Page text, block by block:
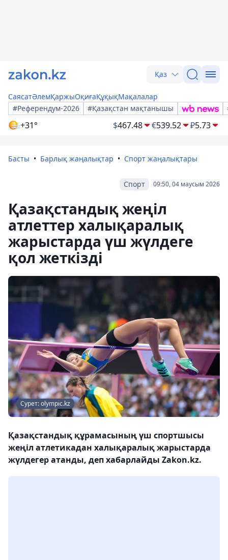
Қаз
СаясатӘлемҚаржыОқиғаҚұқықМақалалар
#Референдум-2026
#Қазақстан мақтанышы
+31° $467.48 €539.52 ₽5.73
Басты Барлық жаңалықтар Спорт жаңалықтары
09:50, 04 маусым 2026
Спорт
Қазақстандық жеңіл
атлеттер халықаралық
жарыстарда үш жүлдеге
қол жеткізді
Сурет: olympic.kz
Қазақстандық құрамасының үш спортшысы
жеңіл атлетикадан халықаралық жарыстарда
жүлдегер атанды, деп хабарлайды Zakon.kz.